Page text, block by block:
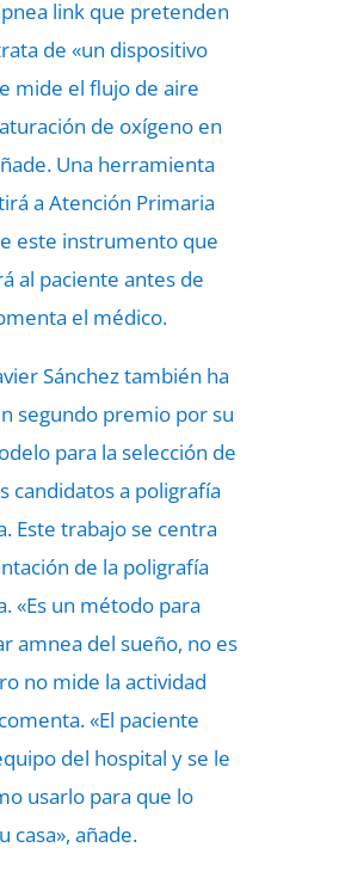
link que pretenden
de «un dispositivo
mide el flujo de aire
de oxígeno en
Una herramienta
a Atención Primaria
este instrumento que
al paciente antes de
el médico.
Sánchez también ha
segundo premio por su
para la selección de
candidatos a poligrafía
Este trabajo se centra
de la poligrafía
«Es un método para
amnea del sueño, no es
no mide la actividad
«El paciente
del hospital y se le
usarlo para que lo
casa», añade.